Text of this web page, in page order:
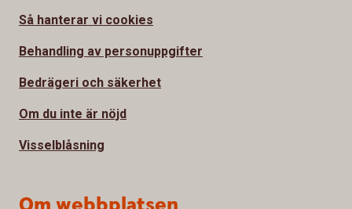
Så hanterar vi cookies
Behandling av personuppgifter
Bedrägeri och säkerhet
Om du inte är nöjd
Visselblåsning